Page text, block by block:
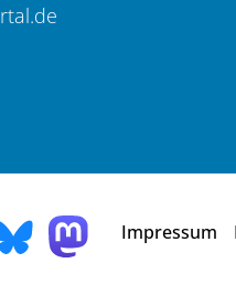
Impressum